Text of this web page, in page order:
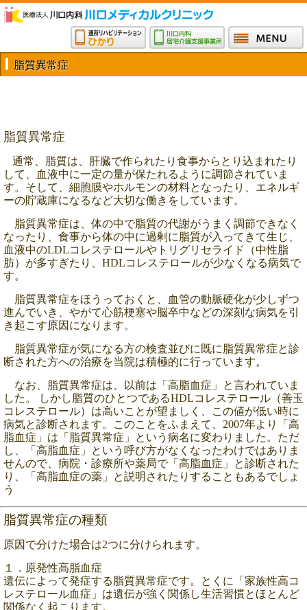
脂質異常症
脂質異常症
通常、脂質は、肝臓で作られたり食事からとり込まれたり
して、血液中に一定の量が保たれるように調節されていま
す。そして、細胞膜やホルモンの材料となったり、エネルギ
ーの貯蔵庫になるなど大切な働きをしています。
脂質異常症は、体の中で脂質の代謝がうまく調節できなく
なったり、食事から体の中に過剰に脂質が入ってきて生じ、
血液中のLDLコレステロールやトリグリセライド（中性脂
肪）が多すぎたり、HDLコレステロールが少なくなる病気で
す。
脂質異常症をほうっておくと、血管の動脈硬化が少しずつ
進んでいき、やがて心筋梗塞や脳卒中などの深刻な病気を引
き起こす原因になります。
脂質異常症が気になる方の検査並びに既に脂質異常症と診
断された方への治療を当院は積極的に行っています。
なお、脂質異常症は、以前は「高脂血症」と言われていま
した。 しかし脂質のひとつであるHDLコレステロール（善玉
コレステロール）は高いことが望ましく、この値が低い時に
病気と診断されます。このことをふまえて、 2007年より「高
脂血症」は「脂質異常症」という病名に変わりました。ただ
し、「高脂血症」という呼び方がなくなったわけではありま
せんので、病院・診療所や薬局で「高脂血症」と診断された
り、「高脂血症の薬」と説明されたりすることもあるでしょ
う
脂質異常症の種類
原因で分けた場合は2つに分けられます。
１．原発性高脂血症
遺伝によって発症する脂質異常症です。とくに
「家族性高コ
レステロール血症」は遺伝が強く関係し生活習慣とほとんど
関係なく起こります。